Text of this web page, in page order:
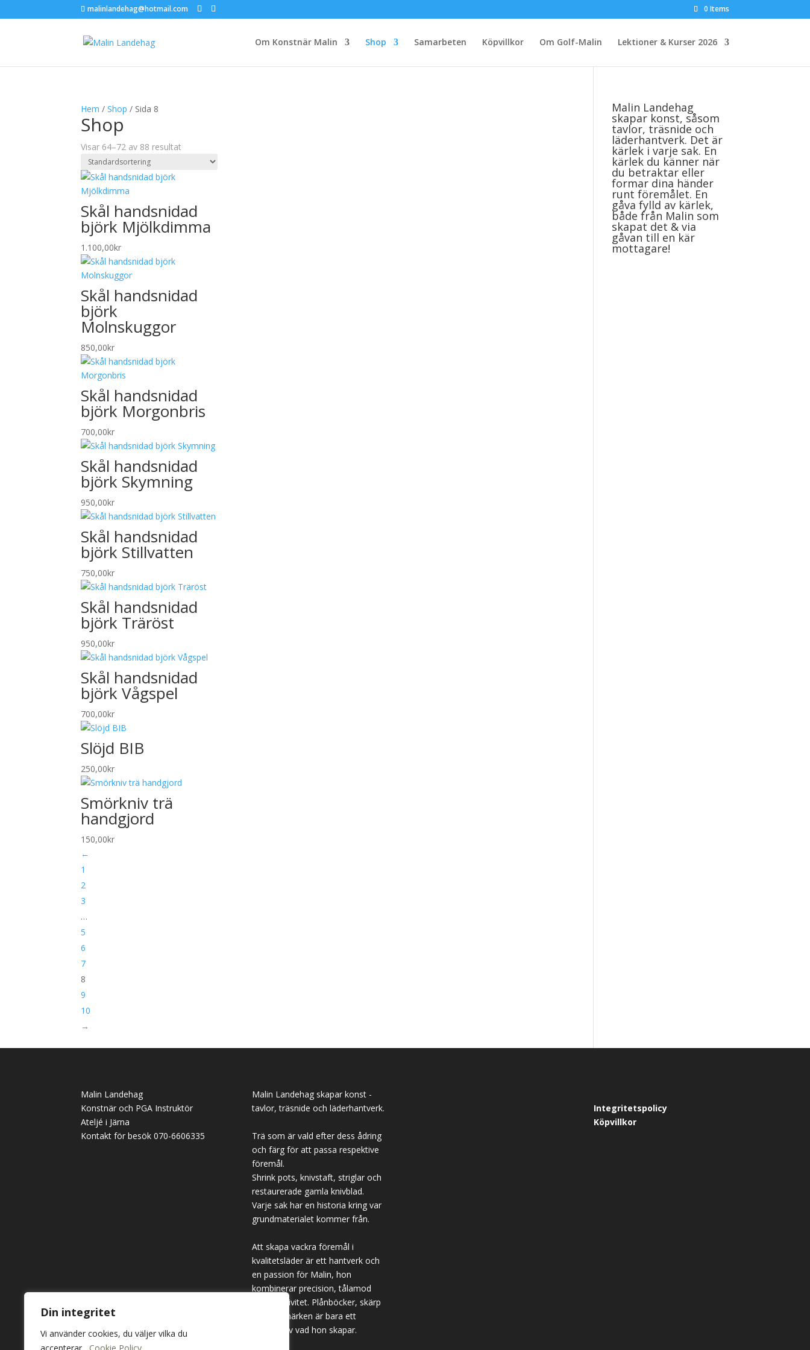
Din integritet
Vi använder cookies, du väljer vilka du
malinlandehag@hotmail.com 0 Items
Om Konstnär Malin Shop Samarbeten Köpvillkor Om Golf-Malin Lektioner & Kurser 2026
Hem /Shop / Sida 8
Shop
Visar 64–72 av 88 resultat
Skål handsnidad
björk Mjölkdimma
1.100,00kr
Skål handsnidad
björk
Molnskuggor
850,00kr
Skål handsnidad
björk Morgonbris
700,00kr
Skål handsnidad
björk Skymning
950,00kr
Skål handsnidad
björk Stillvatten
750,00kr
Skål handsnidad
björk Träröst
950,00kr
Skål handsnidad
björk Vågspel
700,00kr
Slöjd BIB
250,00kr
Smörkniv trä
handgjord
150,00kr
←
1
2
3
…
5
6
7
8
9
10
→
Malin Landehag
skapar konst, såsom
tavlor, träsnide och
läderhantverk. Det är
kärlek i varje sak. En
kärlek du känner när
du betraktar eller
formar dina händer
runt föremålet. En
gåva fylld av kärlek,
både från Malin som
skapat det & via
gåvan till en kär
mottagare!
Malin Landehag
Konstnär och PGA Instruktör
Ateljé i Järna
Kontakt för besök 070-6606335
Malin Landehag skapar konst -
tavlor, träsnide och läderhantverk.
Trä som är vald efter dess ådring
och färg för att passa respektive
föremål.
Shrink pots, knivstaft, striglar och
restaurerade gamla knivblad.
Varje sak har en historia kring var
grundmaterialet kommer från.
Att skapa vackra föremål i
kvalitetsläder är ett hantverk och
en passion för Malin, hon
kombinerar precision, tålamod
och kreativitet. Plånböcker, skärp
och bokmärken är bara ett
axplock av vad hon skapar.
Integritetspolicy
Köpvillkor